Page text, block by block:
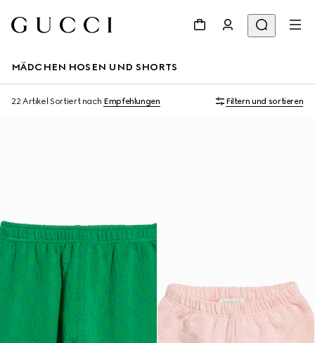
MÄDCHEN HOSEN UND SHORTS
22 Artikel Sortiert nach Empfehlungen Filtern und sortieren